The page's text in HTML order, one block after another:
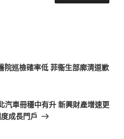
院巡檢確率低 菲衞生部廓清道歉
汽車冊穩中有升 新興財產增速更
成長門戶